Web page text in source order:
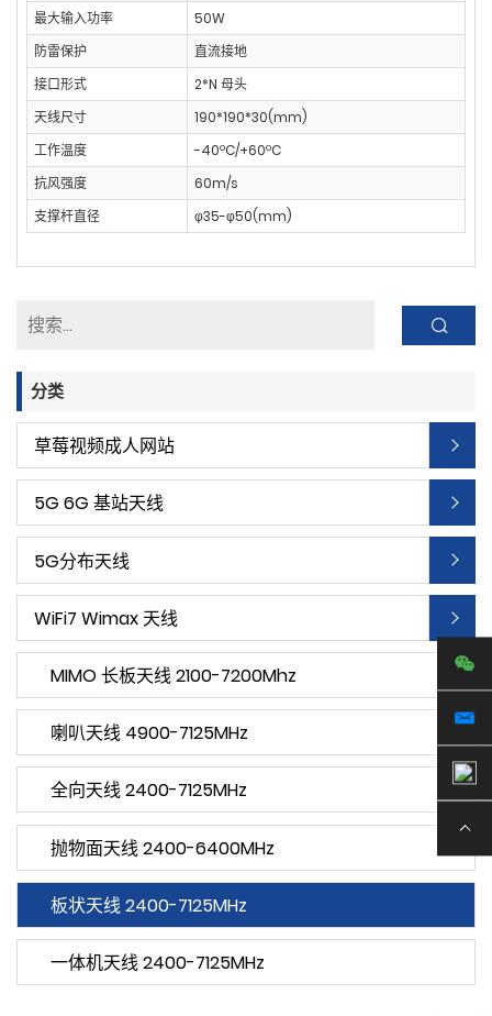
分类
草莓视频成人网站
5G 6G 基站天线
5G分布天线
WiFi7 Wimax 天线
MIMO 长板天线 2100-7200Mhz
喇叭天线 4900-7125MHz
全向天线 2400-7125MHz
抛物面天线 2400-6400MHz
板状天线 2400-7125MHz
一体机天线 2400-7125MHz
最大输入功率
50W
防雷保护
直流接地
接口形式
2*N 母头
天线尺寸
190*190*30(mm)
工作温度
-40ºC/+60ºC
抗风强度
60m/s
支撑杆直径
φ35-φ50(mm)